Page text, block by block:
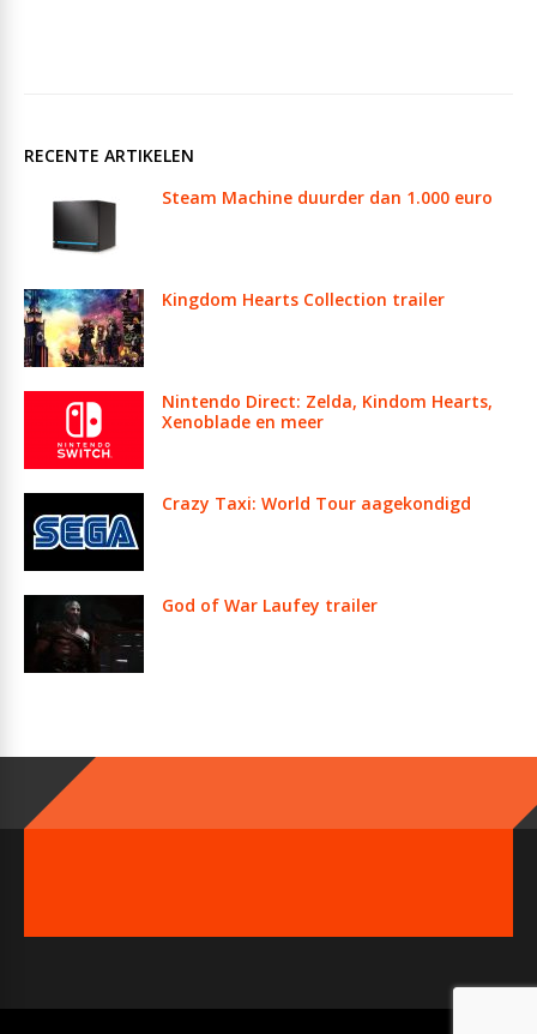
RECENTE ARTIKELEN
Steam Machine duurder dan 1.000 euro
Kingdom Hearts Collection trailer
Nintendo Direct: Zelda, Kindom Hearts,
Xenoblade en meer
Crazy Taxi: World Tour aagekondigd
God of War Laufey trailer